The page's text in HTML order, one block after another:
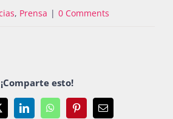
, Prensa | 0 Comments
¡Comparte esto!
LinkedInWhatsAppPinterestEmail